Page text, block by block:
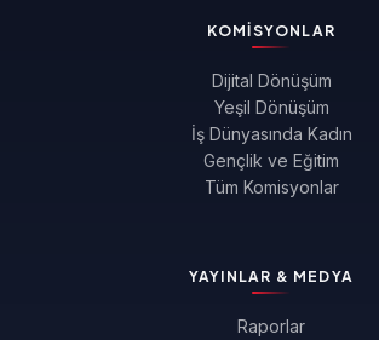
KOMISYONLAR
Dijital Dönüşüm
Yeşil Dönüşüm
İş Dünyasında Kadın
Gençlik ve Eğitim
Tüm Komisyonlar
YAYINLAR & MEDYA
Raporlar